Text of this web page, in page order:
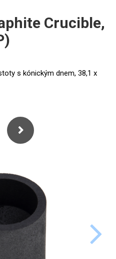
Crucible,
s kónickým dnem, 38,1 x